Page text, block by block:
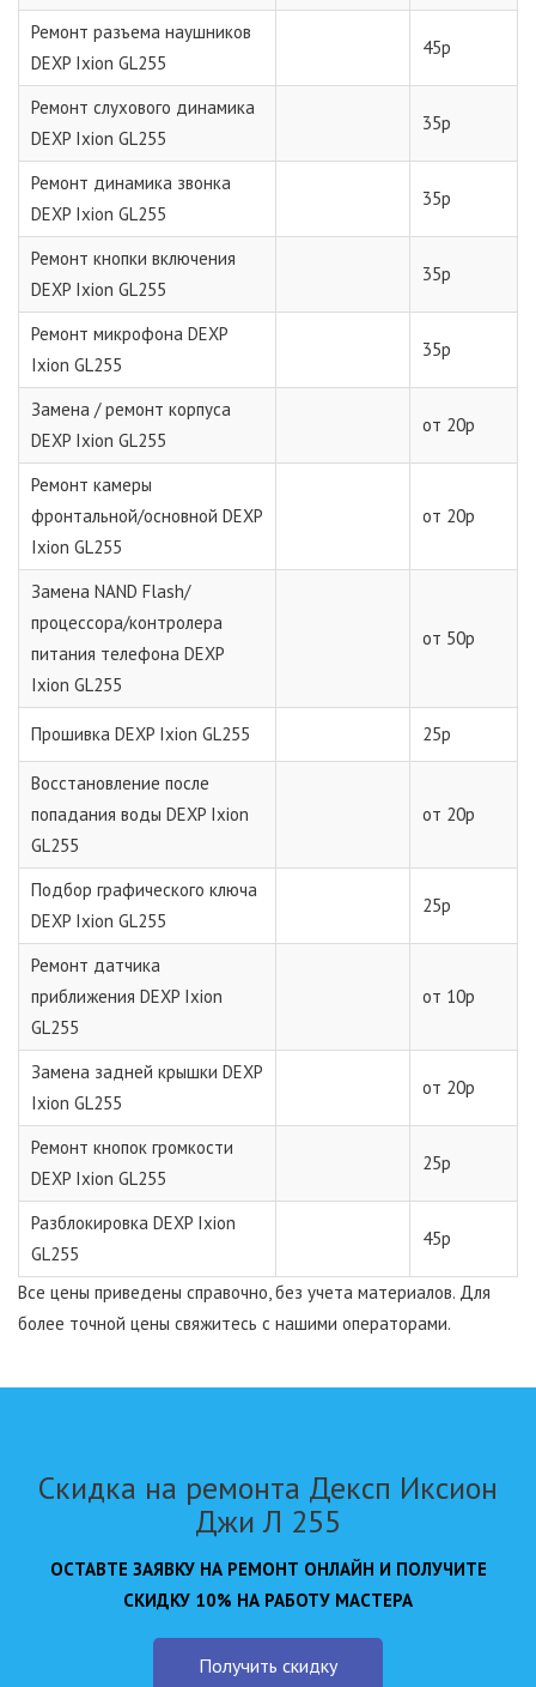
Ремонт разъема наушников
DEXP Ixion GL255
45р
Ремонт слухового динамика
DEXP Ixion GL255
35р
Ремонт динамика звонка
DEXP Ixion GL255
35р
Ремонт кнопки включения
DEXP Ixion GL255
35р
Ремонт микрофона DEXP
Ixion GL255
35р
Замена / ремонт корпуса
DEXP Ixion GL255
от 20р
Ремонт камеры
фронтальной/основной DEXP
Ixion GL255
от 20р
Замена NAND Flash/
процессора/контролера
питания телефона DEXP
Ixion GL255
от 50р
Прошивка DEXP Ixion GL255 25р
Восстановление после
попадания воды DEXP Ixion
GL255
от 20р
Подбор графического ключа
DEXP Ixion GL255
25р
Ремонт датчика
приближения DEXP Ixion
GL255
от 10р
Замена задней крышки DEXP
Ixion GL255
от 20р
Ремонт кнопок громкости
DEXP Ixion GL255
25р
Разблокировка DEXP Ixion
GL255
45р
Все цены приведены справочно, без учета материалов. Для
более точной цены свяжитесь с нашими операторами.
Скидка на ремонта Дексп Иксион
Джи Л 255
ОСТАВТЕ ЗАЯВКУ НА РЕМОНТ ОНЛАЙН И ПОЛУЧИТЕ
СКИДКУ 10% НА РАБОТУ МАСТЕРА
Получить скидку